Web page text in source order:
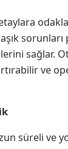
sorunları
sağlar.
ve
süreli ve